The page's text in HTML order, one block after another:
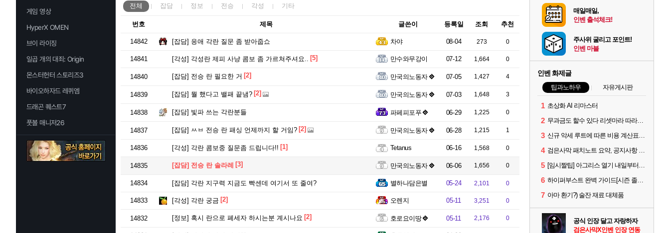
게임 영상
HyperX OMEN
브이 라이징
일곱 개의 대죄: Origin
몬스터헌터 스토리즈3
바이오하자드 레퀴엠
드래곤 퀘스트7
풋볼 매니저26
전체 잡담 정보 전승 각성 기타
번호 제목 글쓴이 등록일 조회 추천
14842 [잡담] 응애 각란 질문 좀 받아줍쇼 차야 08-04 273 0
14841 [각성] 각성란 제피 사냥 콤보 좀 가르쳐주셔요.. [5] 만수와무강이 07-12 1,664 0
14840 [잡담] 전승 란 필요한 거 [2] 만국의노동자 07-05 1,427 4
14839 [잡담] 뭘 했다고 밸패 끝냄? [2] 만국의노동자 07-03 1,648 3
14838 [잡담] 빛파 쓰는 각란분들 파페피포푸 06-29 1,225 0
14837 [잡담] ㅆㅂ 전승 란 패싱 언제까지 할 거임? [2] 만국의노동자 06-28 1,215 1
14836 [각성] 각란 콤보중 질문좀 드립니다!! [1] Tetanus 06-16 1,568 0
14835 [잡담] 전승 란 솔라레 [3] 만국의노동자 06-06 1,656 0
14834 [잡담] 각란 지구력 지금도 빡센데 여기서 또 줄여? 별하나담은별 05-24 2,101 0
14833 [각성] 각란 궁금 [2] 오렌지 05-11 3,251 0
14832 [정보] 혹시 란으로 폐세자 하시는분 계시나요 [2] 호로요이땅 05-11 2,176 0
매일매일,
인벤 출석체크!
주사위 굴리고 포인트!
인벤 마블
인벤 화제글
팁과노하우 자유게시판
1 초상화 AI 리마스터
2 무과금도 할수 있다 리셋마라 따라하기
3 신규 악세 루트에 따른 비용 계산표 #에크레타#아페론#카라자드#데보레카
4 검은사막 패치노트 요약, 공지사항 검색, AI 사서 사이트 공유 (칼페온 도서관)
5 [임시짤팁] 아그리스 열기 내일부터 꺼봅시다.
6 하이퍼부스트 완벽 가이드[시즌 졸업 부터 공방합 750까지] _ 21시간 26분 컷 성장 꿀팁 총 정리
7 아마 환기?) 술잔 재료 대체품
공식 인장 달고 자랑하자
검은사막X인벤 인장 연동